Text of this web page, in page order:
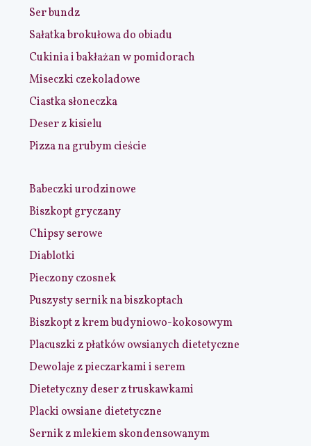
Ser bundz
Sałatka brokułowa do obiadu
Cukinia i bakłażan w pomidorach
Miseczki czekoladowe
Ciastka słoneczka
Deser z kisielu
Pizza na grubym cieście
Babeczki urodzinowe
Biszkopt gryczany
Chipsy serowe
Diablotki
Pieczony czosnek
Puszysty sernik na biszkoptach
Biszkopt z krem budyniowo-kokosowym
Placuszki z płatków owsianych dietetyczne
Dewolaje z pieczarkami i serem
Dietetyczny deser z truskawkami
Placki owsiane dietetyczne
Sernik z mlekiem skondensowanym